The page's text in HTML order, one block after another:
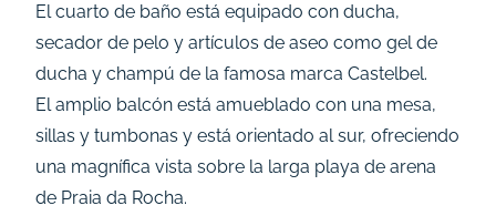
El cuarto de baño está equipado con ducha,
secador de pelo y artículos de aseo como gel de
ducha y champú de la famosa marca Castelbel.
El amplio balcón está amueblado con una mesa,
sillas y tumbonas y está orientado al sur, ofreciendo
una magnífica vista sobre la larga playa de arena
de Praia da Rocha.